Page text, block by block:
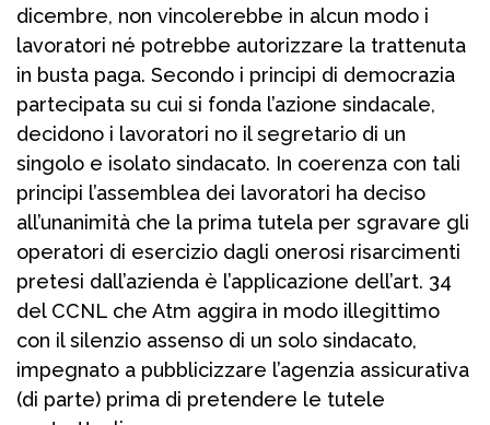
dicembre, non vincolerebbe in alcun modo i
lavoratori né potrebbe autorizzare la trattenuta
in busta paga. Secondo i principi di democrazia
partecipata su cui si fonda l’azione sindacale,
decidono i lavoratori no il segretario di un
singolo e isolato sindacato. In coerenza con tali
principi l’assemblea dei lavoratori ha deciso
all’unanimità che la prima tutela per sgravare gli
operatori di esercizio dagli onerosi risarcimenti
pretesi dall’azienda è l’applicazione dell’art. 34
del CCNL che Atm aggira in modo illegittimo
con il silenzio assenso di un solo sindacato,
impegnato a pubblicizzare l’agenzia assicurativa
(di parte) prima di pretendere le tutele